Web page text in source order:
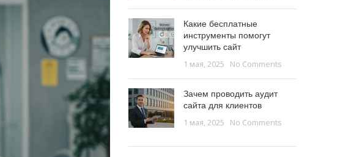
Какие бесплатные
инструменты помогут
улучшить сайт
1 мая, 2025 No Comments
Зачем проводить аудит
сайта для клиентов
1 мая, 2025 No Comments